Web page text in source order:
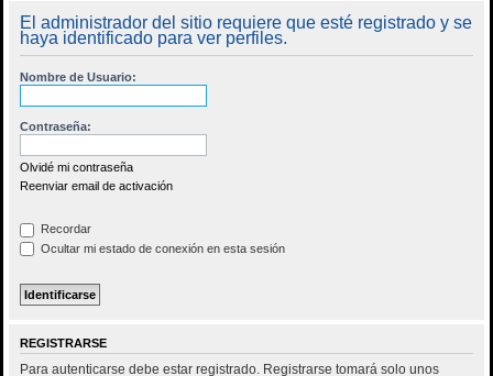
El administrador del sitio requiere que esté registrado y se
haya identificado para ver perfiles.
Nombre de Usuario:
Contraseña:
Olvidé mi contraseña
Reenviar email de activación
Recordar
Ocultar mi estado de conexión en esta sesión
REGISTRARSE
Para autenticarse debe estar registrado. Registrarse tomará solo unos